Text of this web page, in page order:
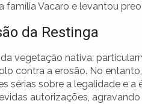
família Vacaro e levantou
da Restinga
vegetação nativa,
contra a erosão. No
sérias sobre a legalidade e
autorizações,